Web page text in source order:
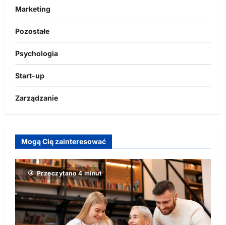
Marketing
Pozostałe
Psychologia
Start-up
Zarządzanie
Mogą Cię zainteresować
Przeczytano 4 minut